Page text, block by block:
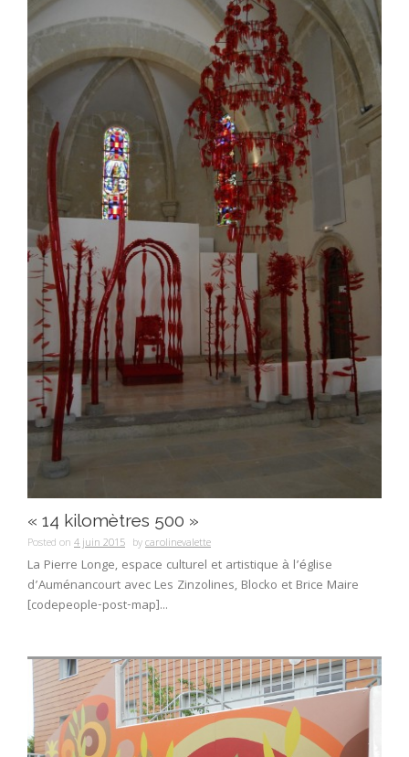
« 14 kilomètres 500 »
Posted on 4 juin 2015 bycarolinevalette
La Pierre Longe, espace culturel et artistique à l’église
d’Auménancourt avec Les Zinzolines, Blocko et Brice Maire
[codepeople-post-map]...